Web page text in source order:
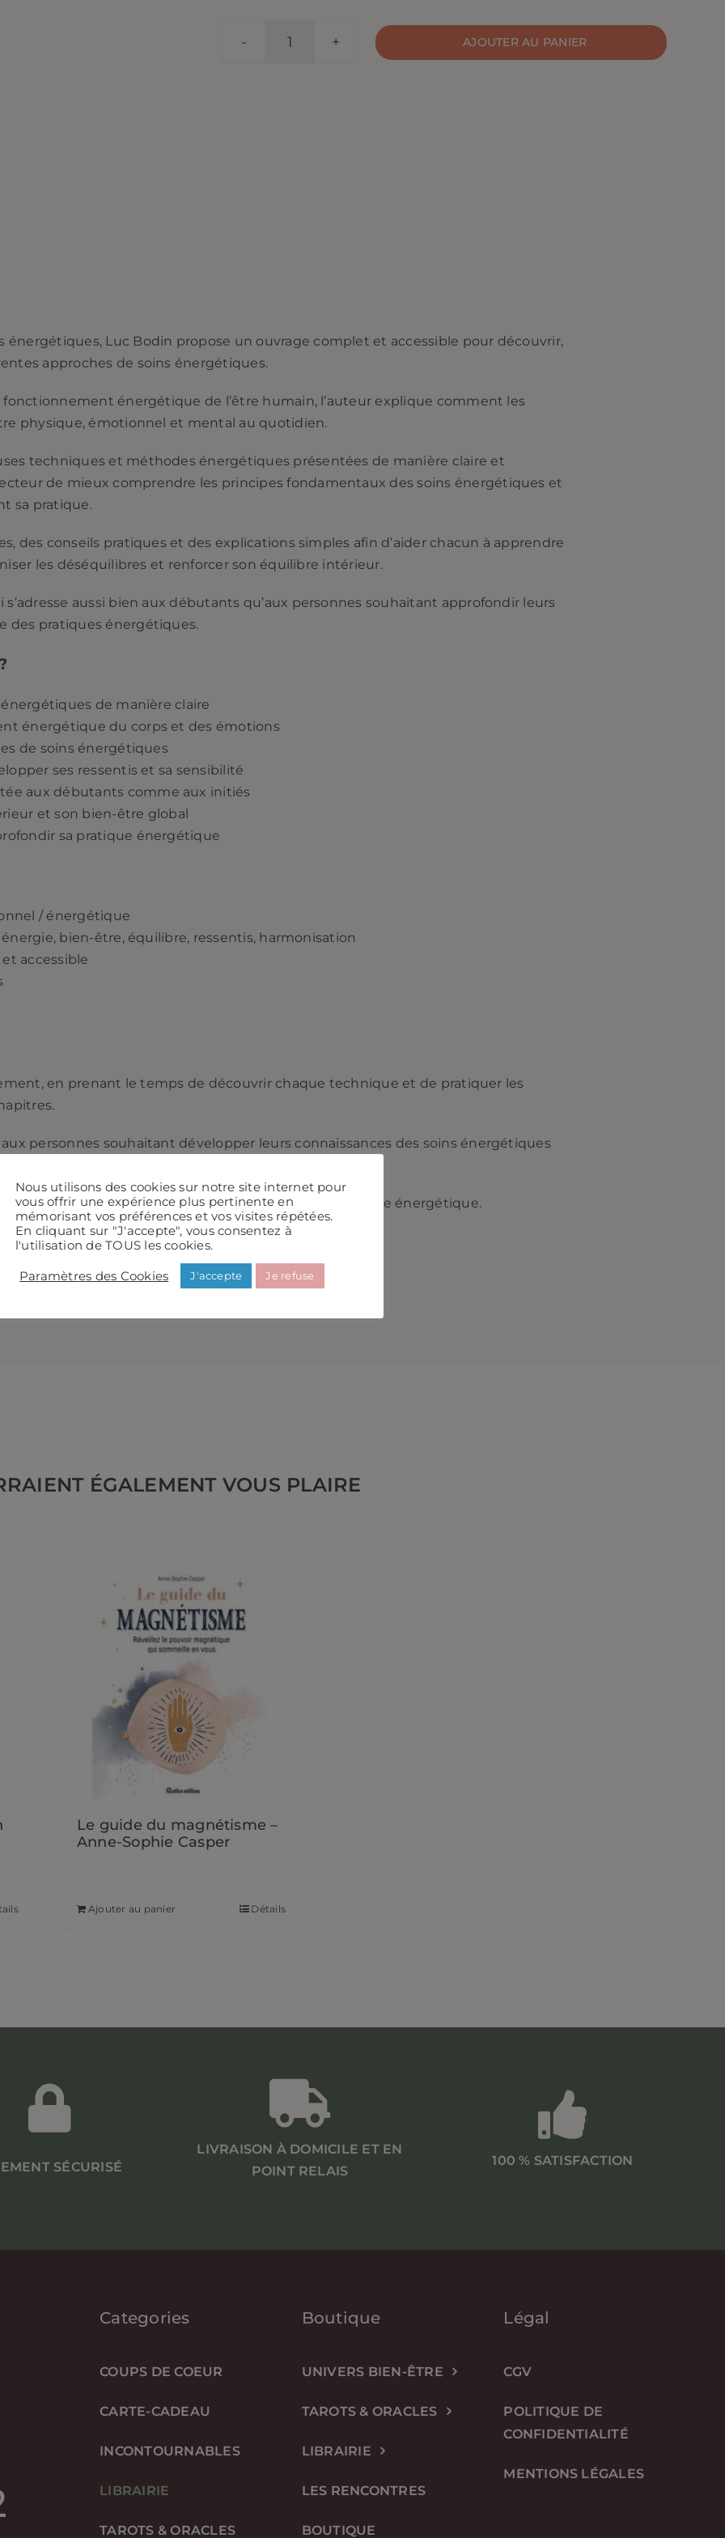
quantité
AJOUTER AU PANIER
énergétiques, Luc Bodin propose un ouvrage complet et accessible pour découvrir,
approches de soins énergétiques.
fonctionnement énergétique de l’être humain, l’auteur explique comment les
physique, émotionnel et mental au quotidien.
techniques et méthodes énergétiques présentées de manière claire et
de mieux comprendre les principes fondamentaux des soins énergétiques et
sa pratique.
des conseils pratiques et des explications simples afin d’aider chacun à apprendre
les déséquilibres et renforcer son équilibre intérieur.
aussi bien aux débutants qu’aux personnes souhaitant approfondir leurs
des pratiques énergétiques.
énergétiques de manière claire
énergétique du corps et des émotions
de soins énergétiques
ses ressentis et sa sensibilité
aux débutants comme aux initiés
et son bien-être global
sa pratique énergétique
/ énergétique
énergie, bien-être, équilibre, ressentis, harmonisation
accessible
en prenant le temps de découvrir chaque technique et de pratiquer les
personnes souhaitant développer leurs connaissances des soins énergétiques
avec des méthodes variées et accessibles.
pour explorer les différentes dimensions du bien-être énergétique.
ÉGALEMENT VOUS PLAIRE
Le guide du magnétisme –
Anne-Sophie Casper
Ajouter au panier Détails
SÉCURISÉ
LIVRAISON À DOMICILE ET EN
POINT RELAIS
100 % SATISFACTION
Categories
COUPS DE COEUR
CARTE-CADEAU
INCONTOURNABLES
LIBRAIRIE
TAROTS & ORACLES
Boutique
UNIVERS BIEN-ÊTRE
TAROTS & ORACLES
LIBRAIRIE
LES RENCONTRES
BOUTIQUE
Légal
CGV
POLITIQUE DE
CONFIDENTIALITÉ
MENTIONS LÉGALES
Nous utilisons des cookies sur notre site internet pour
vous offrir une expérience plus pertinente en
mémorisant vos préférences et vos visites répétées.
En cliquant sur "J'accepte", vous consentez à
l'utilisation de TOUS les cookies.
Paramètres des Cookies J'accepte Je refuse